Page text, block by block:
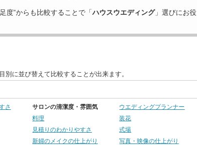
度”からも比較することで「ハウスウエディング」選びにお役
に並び替えて比較することが出来ます。
さ サロンの清潔度・雰囲気
ウエディングプランナー
料理
装花
見積りのわかりやすさ
式場
新婦のメイクの仕上がり
写真・映像の仕上がり